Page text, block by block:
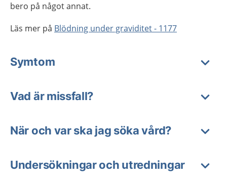
bero på något annat.
Läs mer på Blödning under graviditet - 1177
Symtom
Vad är missfall?
När och var ska jag söka vård?
Undersökningar och utredningar